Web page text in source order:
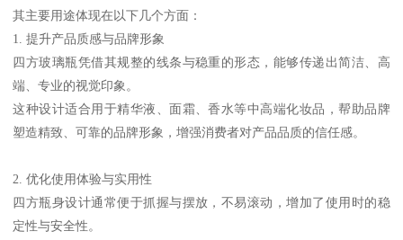
其主要用途体现在以下几个方面：
1. 提升产品质感与品牌形象
四方玻璃瓶凭借其规整的线条与稳重的形态，能够传递出简洁、高
端、专业的视觉印象。
这种设计适合用于精华液、面霜、香水等中高端化妆品，帮助品牌
塑造精致、可靠的品牌形象，增强消费者对产品品质的信任感。
2. 优化使用体验与实用性
四方瓶身设计通常便于抓握与摆放，不易滚动，增加了使用时的稳
定性与安全性。